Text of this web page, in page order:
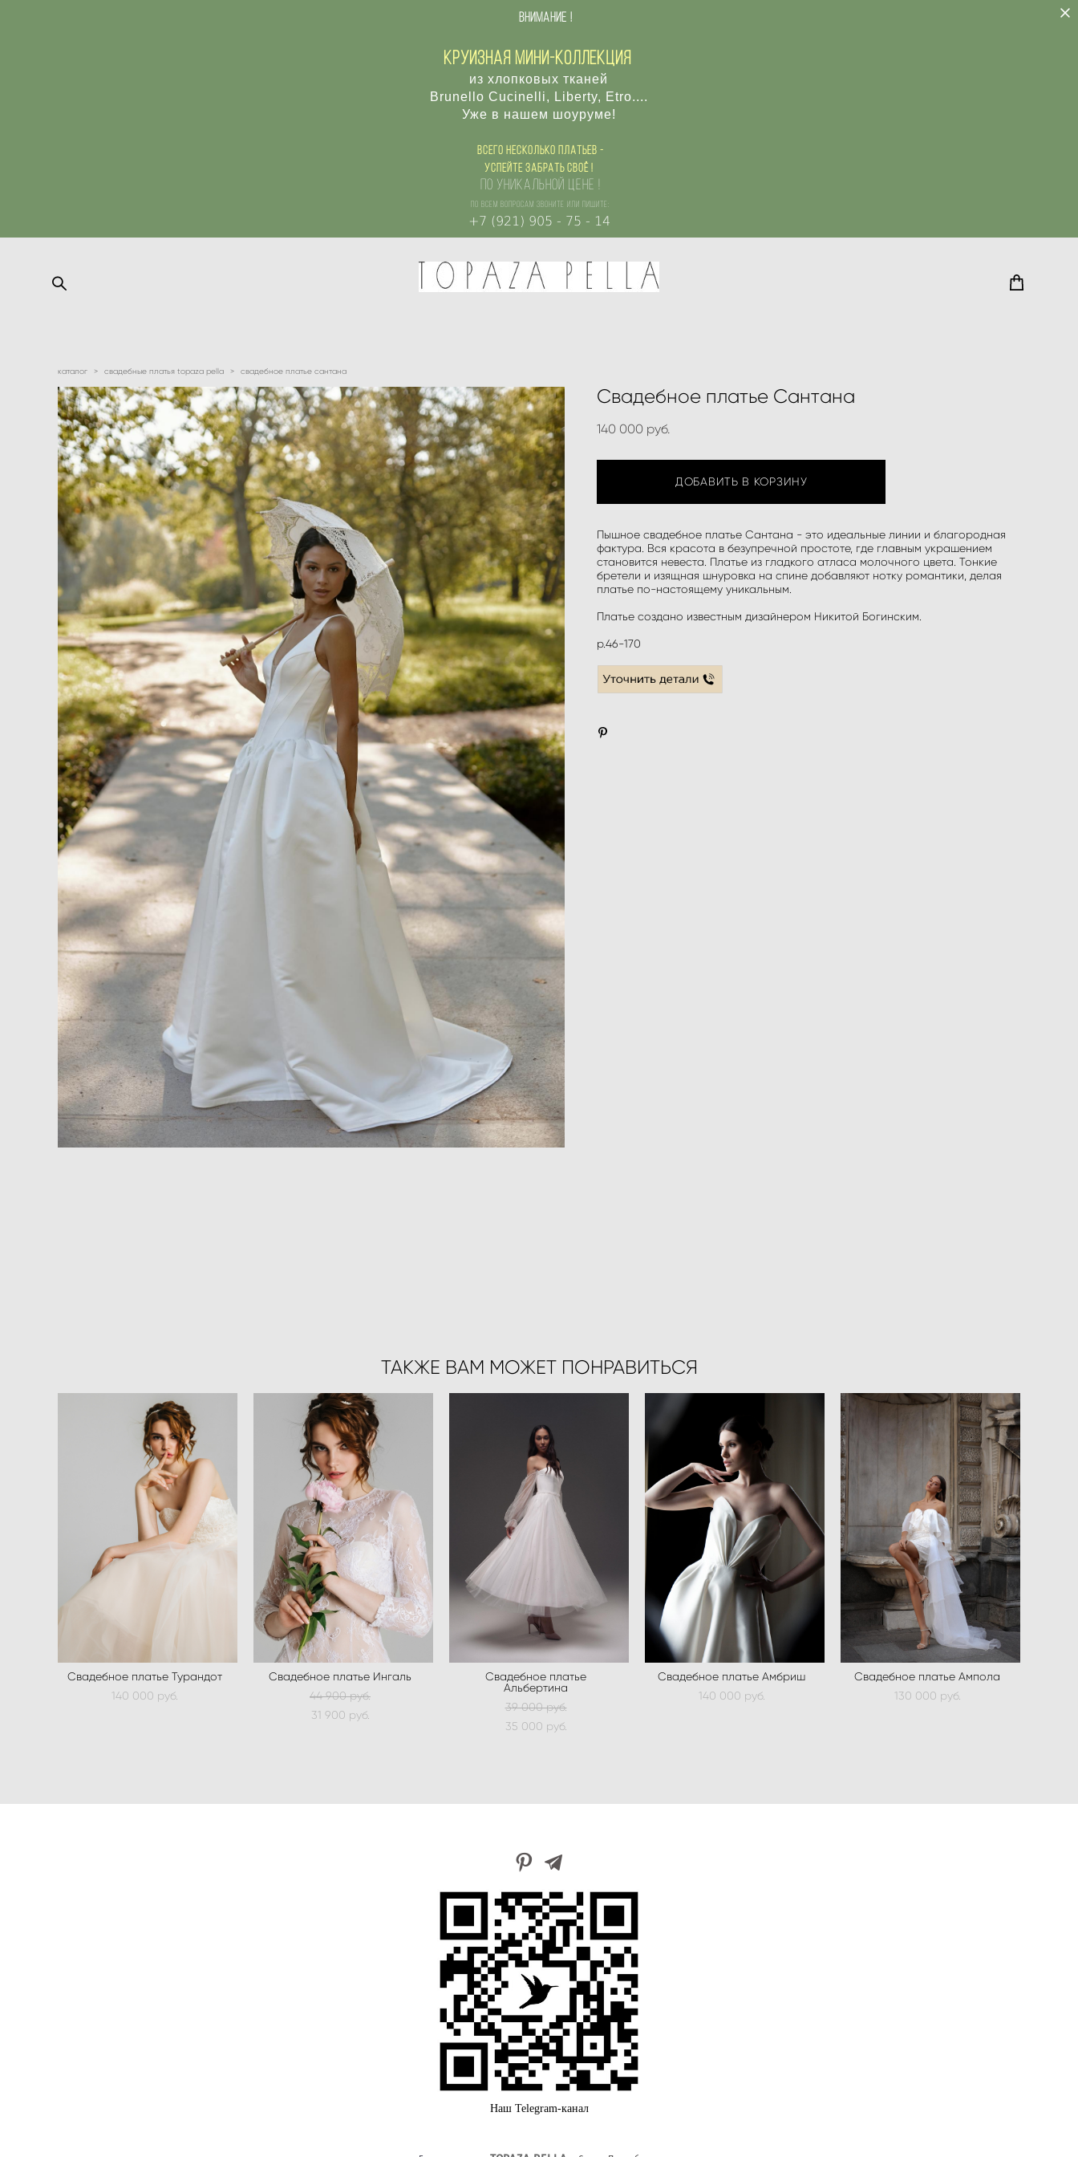
внимание !
круизная мини-коллекция
из хлопковых тканей
Brunello Cucinelli, Liberty, Etro....
Уже в нашем шоуруме!
Всего несколько платьев -
успейте забрать своё !
по уникальной цене !
по всем вопросам звоните или пишите:
+7 (921) 905 - 75 - 14
каталог > свадебные платья topaza pella > свадебное платье сантана
Свадебное платье Сантана
140 000 pуб.
ДОБАВИТЬ В КОРЗИНУ
Пышное свадебное платье Сантана - это идеальные линии и благородная
фактура. Вся красота в безупречной простоте, где главным украшением
становится невеста. Платье из гладкого атласа молочного цвета. Тонкие
бретели и изящная шнуровка на спине добавляют нотку романтики, делая
платье по-настоящему уникальным.
Платье создано известным дизайнером Никитой Богинским.
р.46-170
ТАКЖЕ ВАМ МОЖЕТ ПОНРАВИТЬСЯ
Свадебное платье Турандот
140 000 pуб.
Свадебное платье Ингаль
44 900 pуб.
31 900 pуб.
Свадебное платье
Альбертина
39 000 pуб.
35 000 pуб.
Свадебное платье Амбриш
140 000 pуб.
Свадебное платье Ампола
130 000 pуб.
Наш Telegram-канал